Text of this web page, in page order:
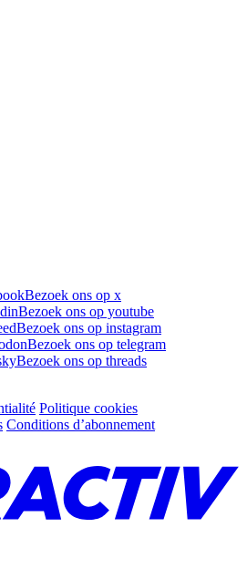
Bezoek ons op x
Bezoek ons op youtube
Bezoek ons op instagram
Bezoek ons op telegram
Bezoek ons op threads
Politique cookies
Conditions d’abonnement